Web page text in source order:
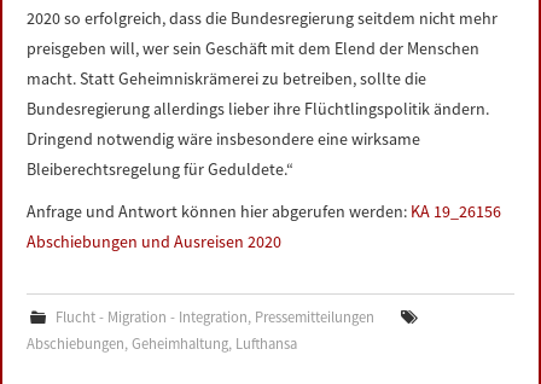
2020 so erfolgreich, dass die Bundesregierung seitdem nicht mehr
preisgeben will, wer sein Geschäft mit dem Elend der Menschen
macht. Statt Geheimniskrämerei zu betreiben, sollte die
Bundesregierung allerdings lieber ihre Flüchtlingspolitik ändern.
Dringend notwendig wäre insbesondere eine wirksame
Bleiberechtsregelung für Geduldete.“
Anfrage und Antwort können hier abgerufen werden: KA 19_26156
Abschiebungen und Ausreisen 2020
Flucht - Migration - Integration, Pressemitteilungen
Abschiebungen,Geheimhaltung, Lufthansa